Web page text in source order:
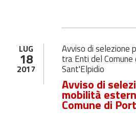
LUG
18
2017
Avviso di selezione
tra Enti del
Sant'Elpidio
Avviso di
mobilità
Comune di